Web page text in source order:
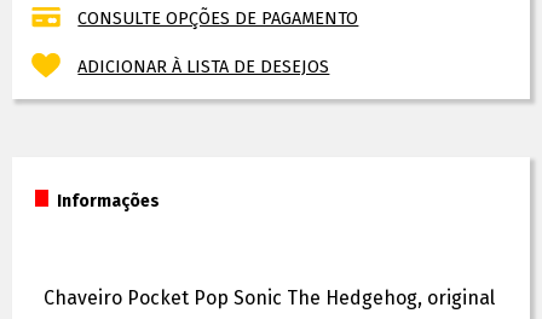
CONSULTE OPÇÕES DE PAGAMENTO
ADICIONAR À LISTA DE DESEJOS
Informações
Chaveiro Pocket Pop Sonic The Hedgehog, original